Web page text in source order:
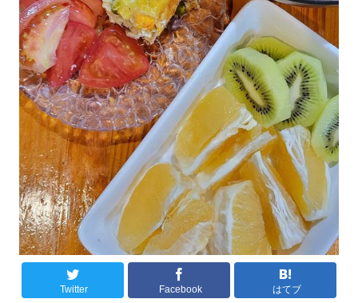
Twitter Facebook はてブ